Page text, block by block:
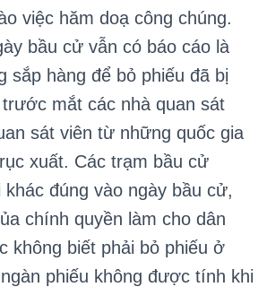
việc hăm doạ công chúng.
bầu cử vẫn có báo cáo là
sắp hàng để bỏ phiếu đã bị
mắt các nhà quan sát
sát viên từ những quốc gia
xuất. Các trạm bầu cử
đúng vào ngày bầu cử,
chính quyền làm cho dân
không biết phải bỏ phiếu ở
phiếu không được tính khi